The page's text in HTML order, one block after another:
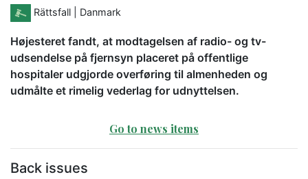
Rättsfall | Danmark
Højesteret fandt, at modtagelsen af radio- og tv-
udsendelse på fjernsyn placeret på offentlige
hospitaler udgjorde overføring til almenheden og
udmålte et rimelig vederlag for udnyttelsen.
Go to news items
Back issues